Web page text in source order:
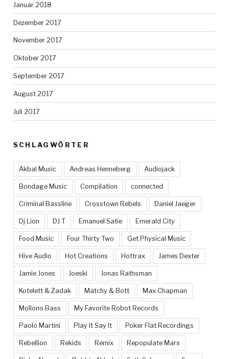
Januar 2018
Dezember 2017
November 2017
Oktober 2017
September 2017
August 2017
Juli 2017
SCHLAGWÖRTER
Akbal Music Andreas Henneberg Audiojack
Bondage Music Compilation connected
Criminal Bassline Crosstown Rebels Daniel Jaeger
Dj Lion DJ T Emanuel Satie Emerald City
Food Music Four Thirty Two Get Physical Music
Hive Audio Hot Creations Hottrax James Dexter
Jamie Jones Joeski Jonas Rathsman
Kotelett & Zadak Matchy & Bott Max Chapman
Mollono.Bass My Favorite Robot Records
Paolo Martini Play It Say It Poker Flat Recordings
Rebellion Rekids Remix Repopulate Mars